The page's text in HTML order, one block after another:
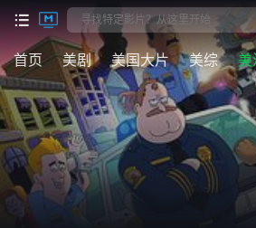
首页 美剧 美国大片 美综 美